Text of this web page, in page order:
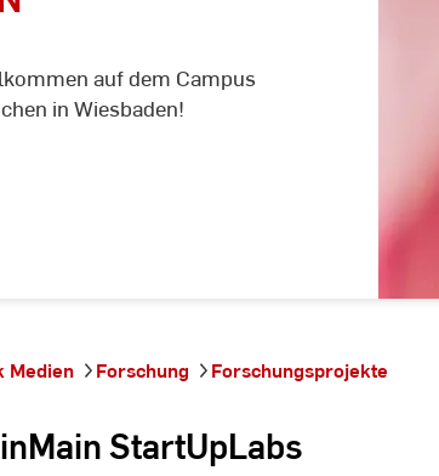
auf dem Campus
in Wiesbaden!
Medien Forschung Forschungsprojekte
StartUpLabs